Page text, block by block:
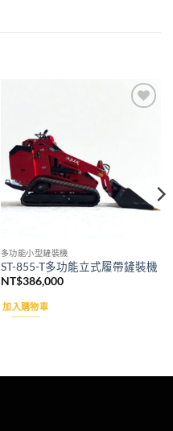
多功能小型鏟裝機
ST-855-T多功能立式履帶鏟裝機
NT$386,000
加入購物車